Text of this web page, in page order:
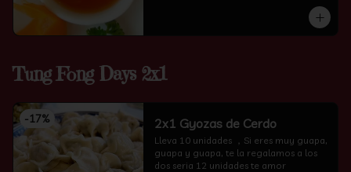
Tung Fong Days 2x1
-17% 2x1 Gyozas de Cerdo
Lleva 10 unidades ，Si eres muy guapa,
guapa y guapa, te la regalamos a los
dos seria 12 unidades te amor